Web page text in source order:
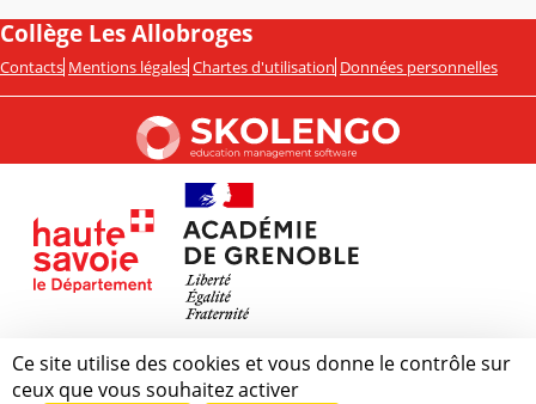
Collège Les Allobroges
Contacts Mentions légales Chartes d'utilisation Données personnelles
Ce site utilise des cookies et vous donne le contrôle sur
ceux que vous souhaitez activer